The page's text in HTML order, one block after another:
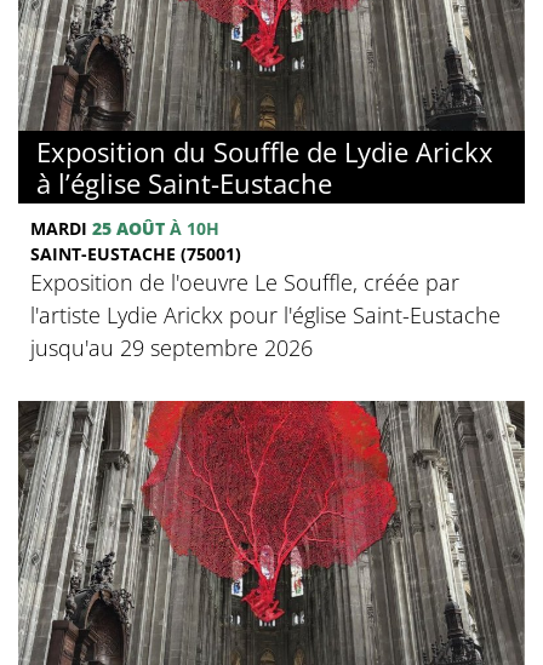
Exposition du Souffle de Lydie Arickx
à l’église Saint-Eustache
MARDI 25 AOÛT À 10H
SAINT-EUSTACHE (75001)
Exposition de l'oeuvre Le Souffle, créée par
l'artiste Lydie Arickx pour l'église Saint-Eustache
jusqu'au 29 septembre 2026